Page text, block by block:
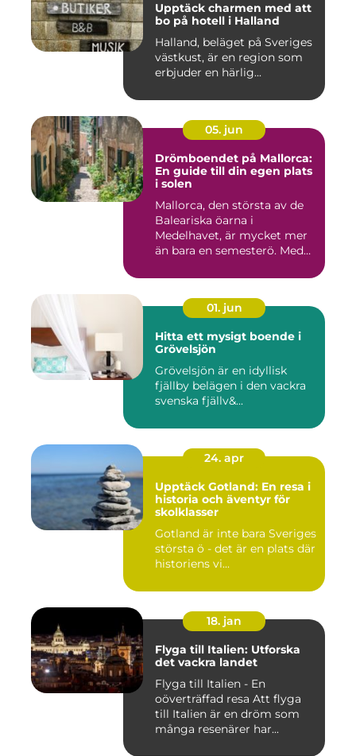
Upptäck charmen med att
bo på hotell i Halland
Halland, beläget på Sveriges
västkust, är en region som
erbjuder en härlig...
05. jun
Drömboendet på Mallorca:
En guide till din egen plats
i solen
Mallorca, den största av de
Baleariska öarna i
Medelhavet, är mycket mer
än bara en semesterö. Med
01. jun
Hitta ett mysigt boende i
Grövelsjön
Grövelsjön är en idyllisk
fjällby belägen i den vackra
svenska fjällv&...
24. apr
Upptäck Gotland: En resa i
historia och äventyr för
skolklasser
Gotland är inte bara Sveriges
största ö - det är en plats där
historiens vi...
18. jan
Flyga till Italien: Utforska
det vackra landet
Flyga till Italien - En
oöverträffad resa Att flyga
till Italien är en dröm som
många resenärer har...